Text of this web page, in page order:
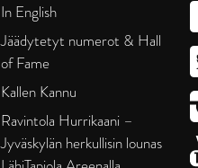
In English
Jäädytetyt numerot & Hall
of Fame
Kallen Kannu
Ravintola Hurrikaani –
Jyväskylän herkullisin lounas